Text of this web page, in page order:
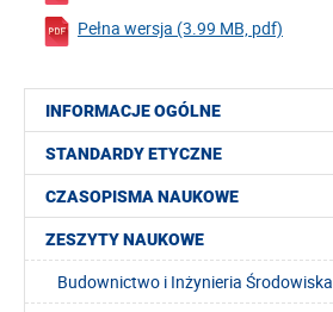
INFORMACJE OGÓLNE
STANDARDY ETYCZNE
CZASOPISMA NAUKOWE
ZESZYTY NAUKOWE
Budownictwo i Inżynieria Środowiska
Pełna wersja (3.99 MB, pdf)